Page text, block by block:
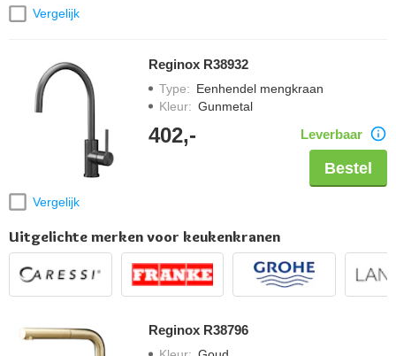
Vergelijk
Vergelijk
Reginox R38932
Type: Eenhendel mengkraan
Kleur: Gunmetal
402,- Leverbaar
Bestel
Uitgelichte merken voor keukenkranen
Reginox R38796